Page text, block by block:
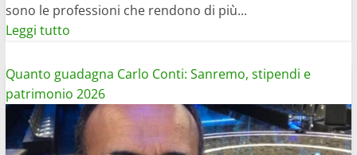
sono le professioni che rendono di più...
Leggi tuttoLeggi
più
su
Come
guadagnare
con
Quanto guadagna Carlo Conti: Sanremo, stipendi e
patrimonio 2026